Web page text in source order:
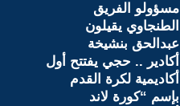
مسؤولو الفريق
الطنجاوي يقيلون
عبدالحق بنشيخة
أكادير .. حجي يفتتح أول
أكاديمية لكرة القدم
بإسم “كورة لاند